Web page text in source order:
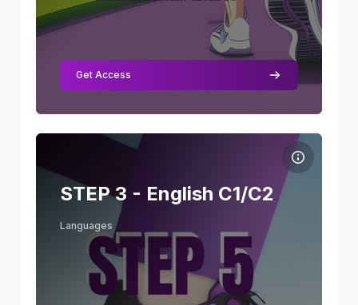
Get Access
Skill Level Beginner
Course image STEP 3 - English C1/C2
Course image
Course name
STEP 3 - English C1/C2
Languages